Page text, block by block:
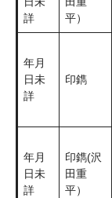
詳
平）
年月
日未
詳
印鐫
年月
日未
詳
印鐫(沢
田重
平）